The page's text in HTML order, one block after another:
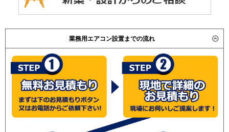
業務用エアコン設置までの流れ